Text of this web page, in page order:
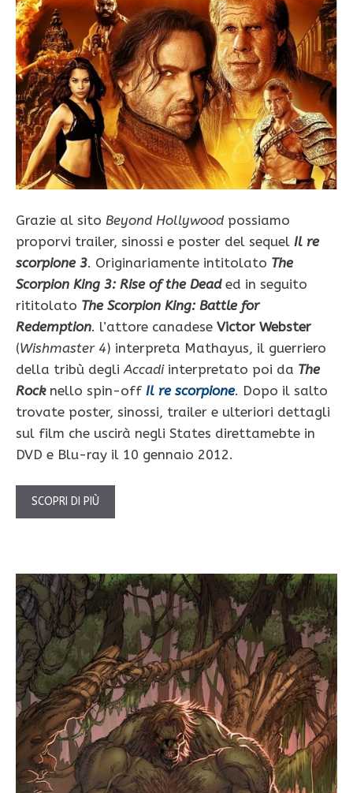
Grazie al sito Beyond Hollywood possiamo
proporvi trailer, sinossi e poster del sequel Il re
scorpione 3. Originariamente intitolato The
Scorpion King 3: Rise of the Deaded in seguito
rititolato The Scorpion King: Battle for
Redemption. l’attore canadese Victor Webster
(Wishmaster 4) interpreta Mathayus, il guerriero
della tribù degliAccadiinterpretato poi da The
Rocknello spin-off Il re scorpione. Dopo il salto
trovate poster, sinossi, trailer e ulteriori dettagli
sul film che uscirà negli States direttamebte in
DVD e Blu-ray il 10 gennaio 2012.
SCOPRI DI PIÙ